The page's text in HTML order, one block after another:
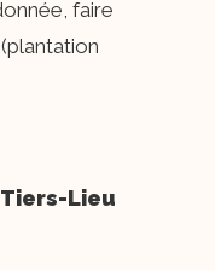
faire
Lieu